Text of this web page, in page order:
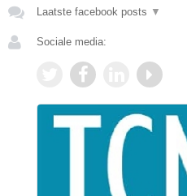
Laatste facebook posts ▼
Sociale media: